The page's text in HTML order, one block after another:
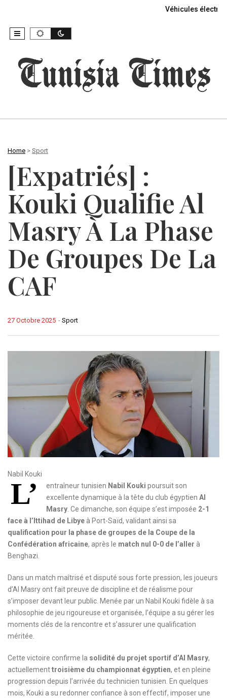
Véhicules
Home > Sport
[Expatriés] :
Kouki Qualifie Al
Masry À La Phase
De Groupes De La
CAF
- Sport
27 Octobre 2025
Nabil Kouki
L’ entraîneur tunisien Nabil Kouki poursuit son
excellente dynamique à la tête du club égyptien Al
Masry. Ce dimanche, son équipe s’est imposée 2-1
face à l’Ittihad de Libye à Port-Saïd, validant ainsi sa
qualification pour la phase de groupes de la Coupe de la
Confédération africaine, après le match nul 0-0 de l’aller à
Benghazi.
Dans un match maîtrisé et disputé sous forte pression, les joueurs
d’Al Masry ont fait preuve de discipline et de réalisme pour
s’imposer devant leur public. Menée par un Nabil Kouki fidèle à sa
philosophie de jeu rigoureuse et organisée, l’équipe a su gérer les
moments clés de la rencontre et s’assurer une qualification
méritée.
Cette victoire confirme la solidité du projet sportif d’Al Masry,
actuellementtroisième du championnat égyptien, et en pleine
progression depuis l’arrivée du technicien tunisien. En quelques
mois, Kouki a su redonner confiance à son effectif, imposer une